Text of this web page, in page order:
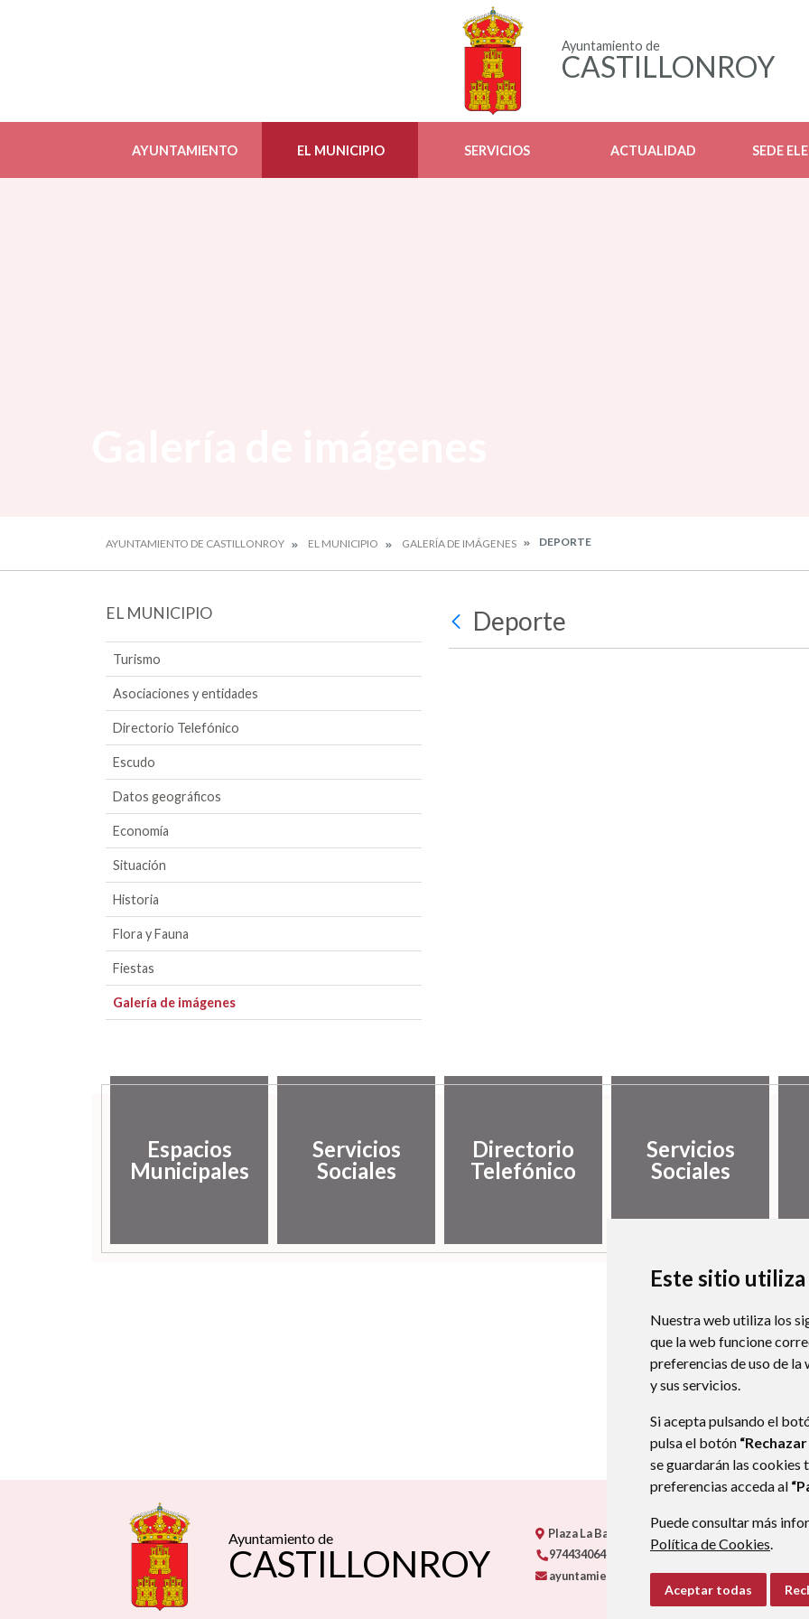
Este sitio
Nuestra web utiliza los
que la web funcione
preferencias de uso de la
y sus servicios.
Si acepta pulsando el
pulsa el botón
se guardarán las cookies
preferencias acceda al
Puede consultar más
Política de Cookies.
Aceptar todas
Ayuntamiento de
CASTILLONROY
AYUNTAMIENTO EL MUNICIPIO SERVICIOS ACTUALIDAD SEDE
AYUNTAMIENTO DE CASTILLONROY EL MUNICIPIO GALERÍA DE IMÁGENES DEPORTE
EL MUNICIPIO
Turismo
Asociaciones y entidades
Directorio Telefónico
Escudo
Datos geográficos
Economía
Situación
Historia
Flora y Fauna
Fiestas
Galería de imágenes
Deporte
Espacios
Municipales
Servicios
Sociales
Directorio
Telefónico
Servicios
Sociales
Ayuntamiento de
CASTILLONROY
Plaza La Balsa, 6
974434064
ayuntamiento@castillonroy.com